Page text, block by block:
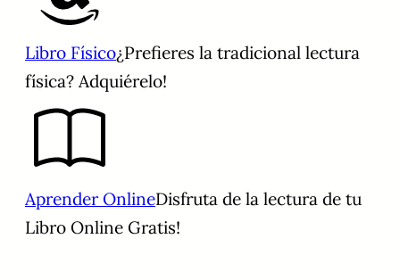
Libro Físico¿Prefieres la tradicional lectura
física? Adquiérelo!
Aprender OnlineDisfruta de la lectura de tu
Libro Online Gratis!